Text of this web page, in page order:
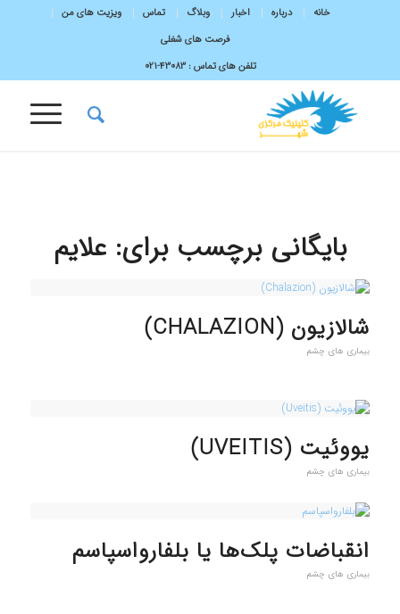
خانه درباره اخبار وبلاگ تماس
ویزیت های من
فرصت های شغلی
تلفن های تماس :43083-۰۲۱
بایگانی برچسب برای: علایم
شالازيون (CHALAZION)
بیماری های چشم
یووئیت (UVEITIS)
بیماری های چشم
انقباضات پلک‌ها یا بلفارواسپاسم
بیماری های چشم